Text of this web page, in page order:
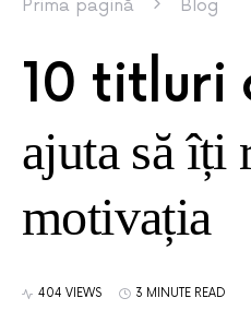
Prima pagină Blog
10 titluri
ajuta să îți
motivația
404 VIEWS 3 MINUTE READ